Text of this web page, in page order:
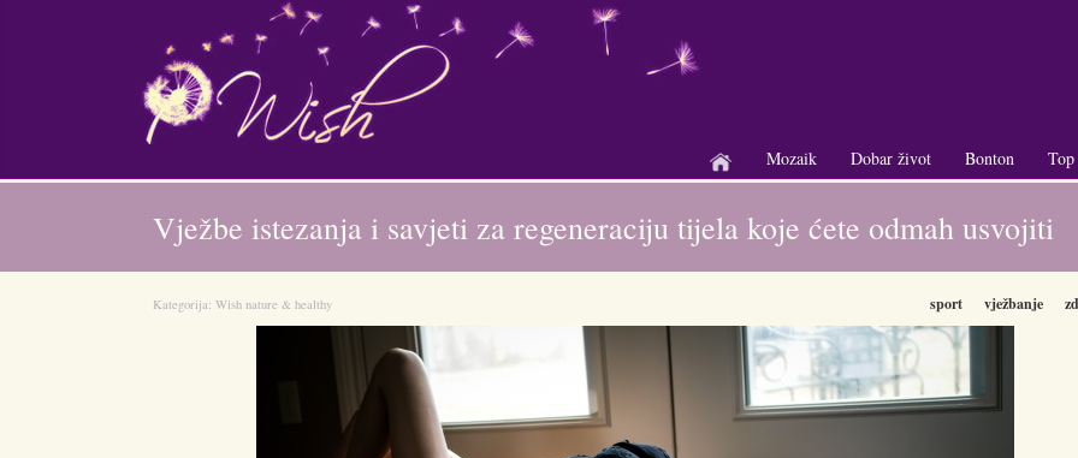
+
Mozaik
+
Dobar život
+
Bonton
Vježbe istezanja i savjeti za regeneraciju tijela koje ćete odmah usvojiti
Kategorija: Wish nature & healthy sport vježbanje